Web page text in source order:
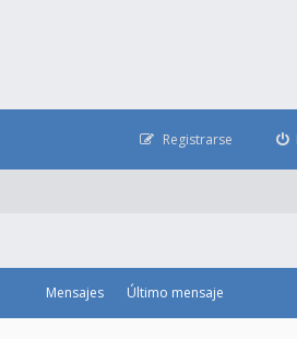
Registrarse
Mensajes Último mensaje